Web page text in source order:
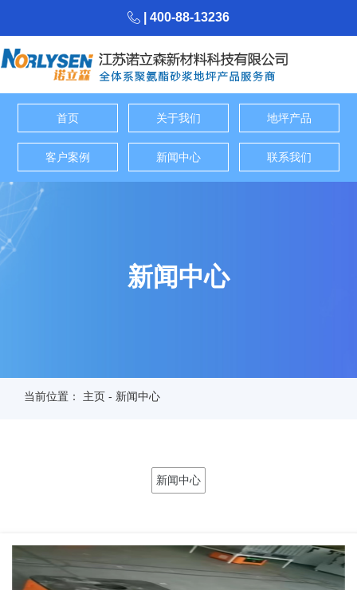
| 400-88-13236
首页 关于我们 地坪产品
客户案例 新闻中心 联系我们
新闻中心
当前位置： 主页 - 新闻中心
新闻中心